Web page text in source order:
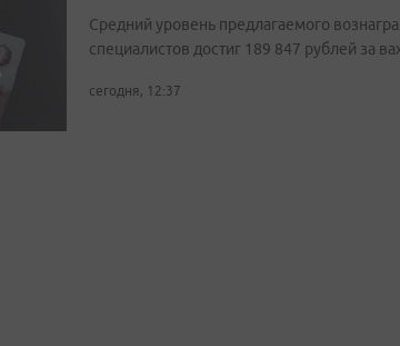
Средний уровень предлагаемого
специалистов достиг 189 847 рублей за
сегодня, 12:37